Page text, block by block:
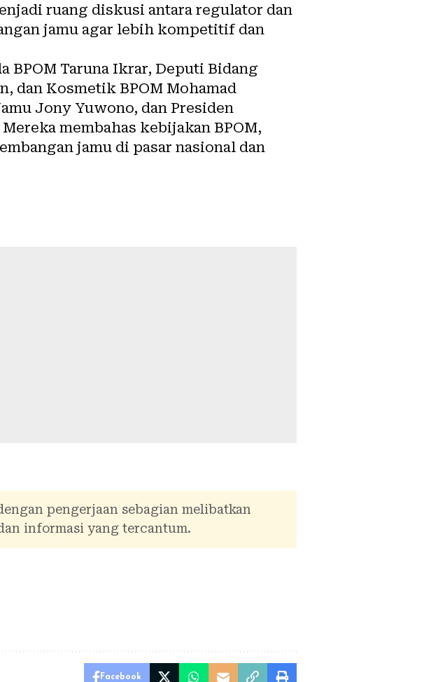
ruang diskusi antara regulator dan
jamu agar lebih kompetitif dan
Taruna Ikrar, Deputi Bidang
dan Kosmetik BPOM Mohamad
Jony Yuwono, dan Presiden
membahas kebijakan BPOM,
jamu di pasar nasional dan
pengerjaan sebagian melibatkan
informasi yang tercantum.
Facebook